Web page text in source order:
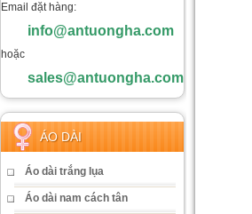
Email đặt hàng:
info@antuongha.com
hoặc
sales@antuongha.com
ÁO DÀI
Áo dài trắng lụa
Áo dài nam cách tân